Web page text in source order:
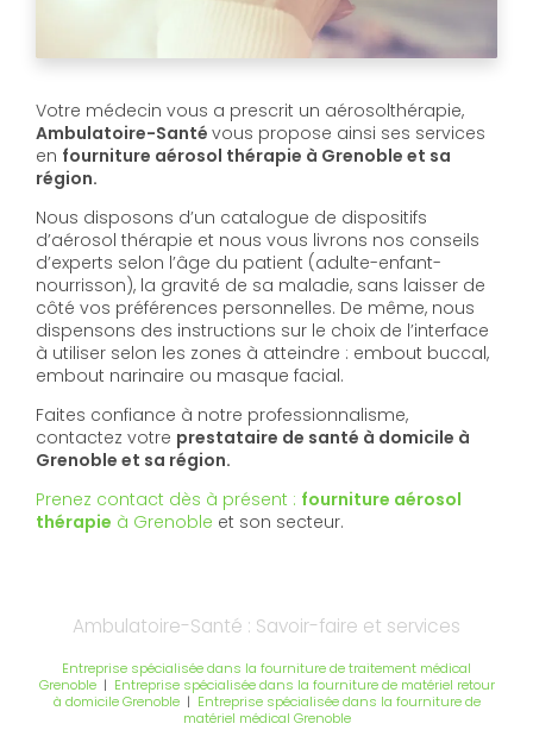
Votre médecin vous a prescrit un aérosolthérapie,
Ambulatoire-Santé vous propose ainsi ses services
en fourniture aérosol thérapie à Grenoble et sa
région.
Nous disposons d’un catalogue de dispositifs
d’aérosol thérapie et nous vous livrons nos conseils
d’experts selon l’âge du patient (adulte-enfant-
nourrisson), la gravité de sa maladie, sans laisser de
côté vos préférences personnelles. De même, nous
dispensons des instructions sur le choix de l’interface
à utiliser selon les zones à atteindre : embout buccal,
embout narinaire ou masque facial.
Faites confiance à notre professionnalisme,
contactez votre prestataire de santé à domicile à
Grenoble et sa région.
Prenez contact dès à présent : fourniture aérosol
thérapie à Grenoble et son secteur.
Ambulatoire-Santé : Savoir-faire et services
Entreprise spécialisée dans la fourniture de traitement médical
Grenoble| Entreprise spécialisée dans la fourniture de matériel retour
à domicile Grenoble| Entreprise spécialisée dans la fourniture de
matériel médical Grenoble